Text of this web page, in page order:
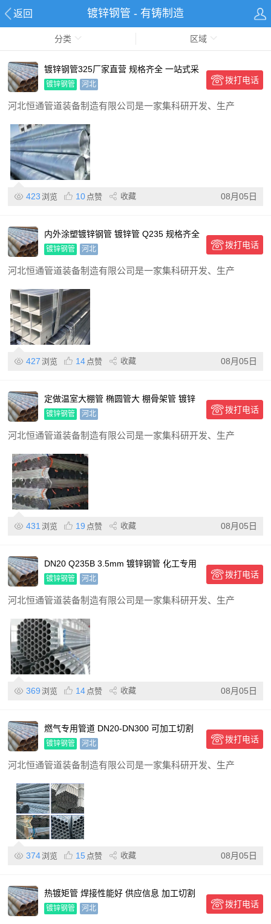
返回 镀锌钢管 - 有铸制造
分类 区域
镀锌钢管325厂家直营 规格齐全 一站式采
购
镀锌钢管 河北 拨打电话
河北恒通管道装备制造有限公司是一家集科研开发、生产
423 浏览 10 点赞 收藏 08月05日
内外涂塑镀锌钢管 镀锌管 Q235 规格齐全
可加工
镀锌钢管 河北 拨打电话
河北恒通管道装备制造有限公司是一家集科研开发、生产
427 浏览 14 点赞 收藏 08月05日
定做温室大棚管 椭圆管大 棚骨架管 镀锌
钢管 支持定制
镀锌钢管 河北 拨打电话
河北恒通管道装备制造有限公司是一家集科研开发、生产
431 浏览 19 点赞 收藏 08月05日
DN20 Q235B 3.5mm 镀锌钢管 化工专用
可配送
镀锌钢管 河北 拨打电话
河北恒通管道装备制造有限公司是一家集科研开发、生产
369 浏览 14 点赞 收藏 08月05日
燃气专用管道 DN20-DN300 可加工切割
镀锌钢管
镀锌钢管 河北 拨打电话
河北恒通管道装备制造有限公司是一家集科研开发、生产
374浏览 15 点赞 收藏 08月05日
热镀矩管 焊接性能好 供应信息 加工切割
镀锌钢管 河北 拨打电话